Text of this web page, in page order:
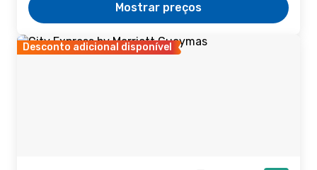
Mostrar preços
Desconto adicional disponível